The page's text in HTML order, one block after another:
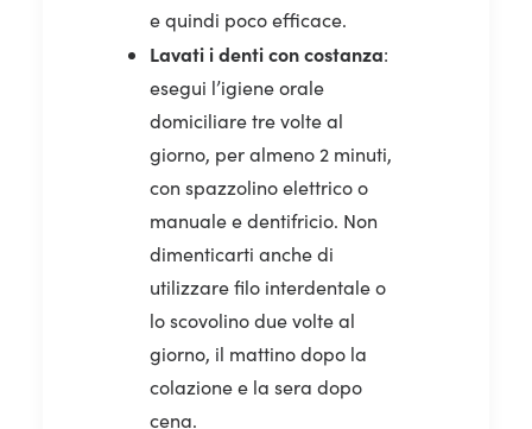
e quindi poco efficace.
Lavati i denti con costanza:
esegui l’igiene orale
domiciliare tre volte al
giorno, per almeno 2 minuti,
con spazzolino elettrico o
manuale e dentifricio. Non
dimenticarti anche di
utilizzare filo interdentale o
lo scovolino due volte al
giorno, il mattino dopo la
colazione e la sera dopo
cena.